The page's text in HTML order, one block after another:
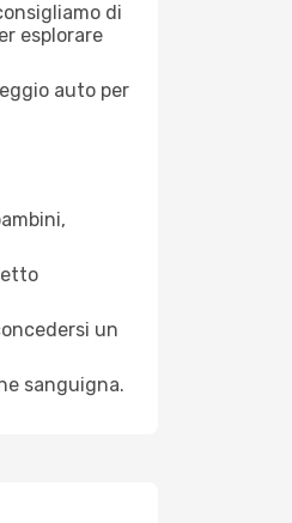
di
esplorare
auto per
un
sanguigna.